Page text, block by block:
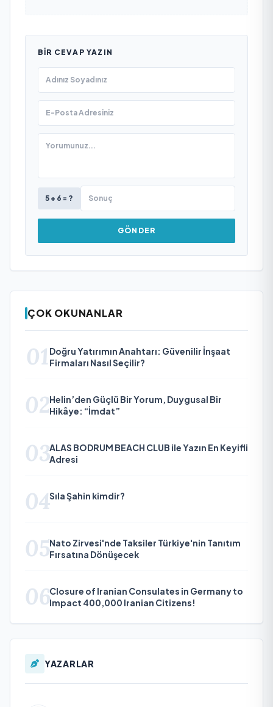
BIR CEVAP YAZIN
5 + 6 = ?
GÖNDER
ÇOK OKUNANLAR
01 Doğru Yatırımın Anahtarı: Güvenilir İnşaat
Firmaları Nasıl Seçilir?
02Helin’den Güçlü Bir Yorum, Duygusal Bir
Hikâye: “İmdat”
03ALAS BODRUM BEACH CLUB ile Yazın En Keyifli
Adresi
04Sıla Şahin kimdir?
05Nato Zirvesi'nde Taksiler Türkiye'nin Tanıtım
Fırsatına Dönüşecek
06Closure of Iranian Consulates in Germany to
Impact 400,000 Iranian Citizens!
YAZARLAR